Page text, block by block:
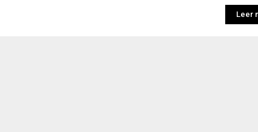
Leer